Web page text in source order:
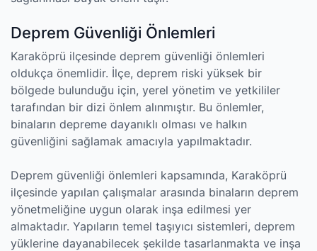
Deprem Güvenliği Önlemleri
Karaköprü ilçesinde deprem güvenliği önlemleri
oldukça önemlidir. İlçe, deprem riski yüksek bir
bölgede bulunduğu için, yerel yönetim ve yetkililer
tarafından bir dizi önlem alınmıştır. Bu önlemler,
binaların depreme dayanıklı olması ve halkın
güvenliğini sağlamak amacıyla yapılmaktadır.
Deprem güvenliği önlemleri kapsamında, Karaköprü
ilçesinde yapılan çalışmalar arasında binaların deprem
yönetmeliğine uygun olarak inşa edilmesi yer
almaktadır. Yapıların temel taşıyıcı sistemleri, deprem
yüklerine dayanabilecek şekilde tasarlanmakta ve inşa